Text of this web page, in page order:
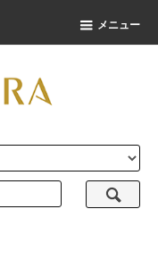
メニュー